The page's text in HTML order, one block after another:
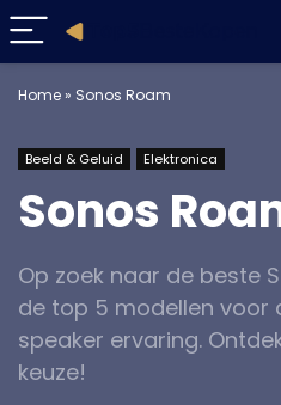
Home» Sonos Roam
Beeld & Geluid Elektronica
Sonos
Op zoek naar de beste
de top 5 modellen voor
speaker ervaring.
keuze!